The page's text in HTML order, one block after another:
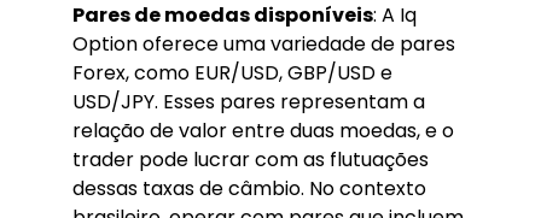
Pares de moedas disponíveis: A Iq
Option oferece uma variedade de pares
Forex, como EUR/USD, GBP/USD e
USD/JPY. Esses pares representam a
relação de valor entre duas moedas, e o
trader pode lucrar com as flutuações
dessas taxas de câmbio. No contexto